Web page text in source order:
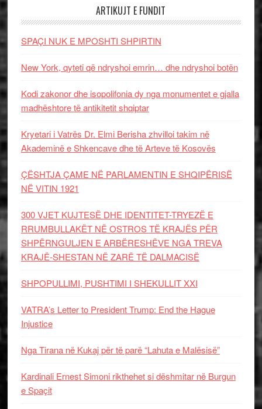
ARTIKUJT E FUNDIT
SPAÇI NUK E MPOSHTI SHPIRTIN
New York, qyteti që ndryshoi emrin… dhe ndryshoi botën
Kodi zakonor dhe isopolifonia dy nga monumentet e gjalla
madhështore të antikitetit shqiptar
Kryetari i Vatrës Dr. Elmi Berisha zhvilloi takim në
Akademinë e Shkencave dhe të Arteve të Kosovës
ÇËSHTJA ÇAME NË PARLAMENTIN E SHQIPËRISË
NË VITIN 1921
300 VJET KUJTESË DHE IDENTITET-TRYEZË E
RRUMBULLAKËT NË OSTROS TË KRAJËS PËR
SHPËRNGULJEN E ARBËRESHËVE NGA TREVA
KRAJË-SHESTAN NË ZARË TË DALMACISË
SHPOPULLIMI, PUSHTIMI I SHEKULLIT XXI
VATRA’s Letter to President Trump: End the Hague
Injustice
Nga Tirana në Kukaj për të parë “Lahuta e Malësisë”
Kardinali Ernest Simoni rikthehet si dëshmitar në Burgun
e Spaçit